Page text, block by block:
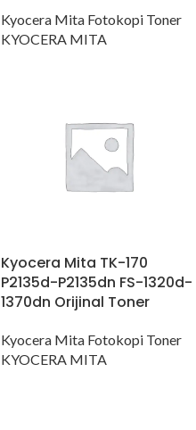
Kyocera Mita Fotokopi Toner
KYOCERA MITA
Kyocera Mita TK-170
P2135d-P2135dn FS-1320d-
1370dn Orijinal Toner
Kyocera Mita Fotokopi Toner
KYOCERA MITA